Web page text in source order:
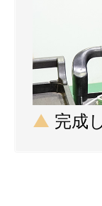
▲ 完成